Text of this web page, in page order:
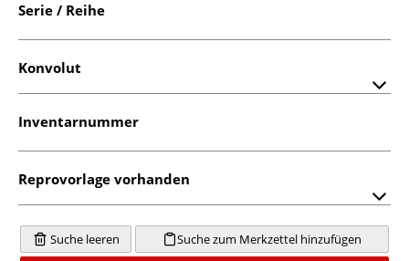
Serie / Reihe
Konvolut
Inventarnummer
Reprovorlage vorhanden
Suche leeren Suche zum Merkzettel hinzufügen